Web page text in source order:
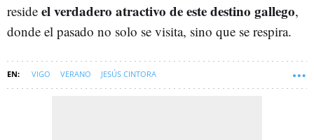
reside el verdadero atractivo de este destino gallego,
donde el pasado no solo se visita, sino que se respira.
VIGO VERANO JESÚS CINTORA